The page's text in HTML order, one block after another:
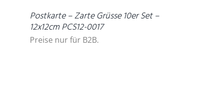
Postkarte – Zarte Grüsse 10er Set –
12x12cm PCS12-0017
Preise nur für B2B.